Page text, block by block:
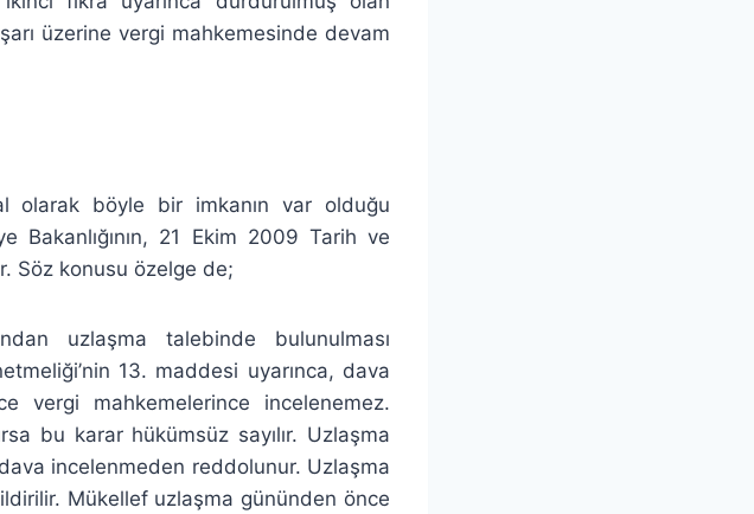
üzerine vergi mahkemesinde devam
olarak böyle bir imkanın var olduğu
Bakanlığının, 21 Ekim 2009 Tarih ve
Söz konusu özelge de;
uzlaşma talebinde bulunulması
13. maddesi uyarınca, dava
vergi mahkemelerince incelenemez.
bu karar hükümsüz sayılır. Uzlaşma
incelenmeden reddolunur. Uzlaşma
Mükellef uzlaşma gününden önce